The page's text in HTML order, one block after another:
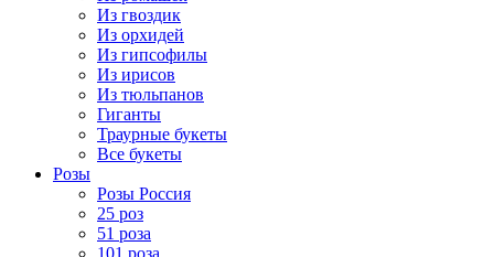
Из гвоздик
Из орхидей
Из гипсофилы
Из ирисов
Из тюльпанов
Гиганты
Траурные букеты
Все букеты
Розы
Розы Россия
25 роз
51 роза
101 роза